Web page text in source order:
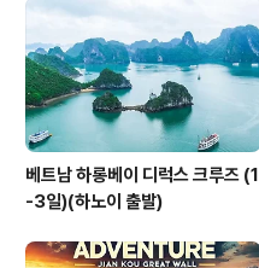
베트남 하롱베이 디럭스 크루즈 (1
-3일)(하노이 출발)